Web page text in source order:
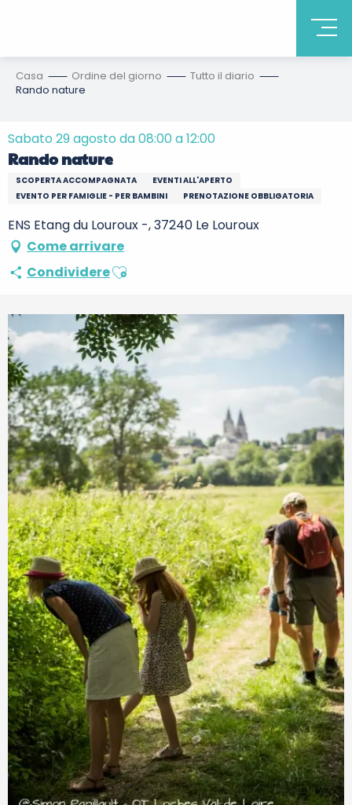
Casa Ordine del giorno
Tutto il diario
Rando nature
Sabato 29 agosto da 08:00 a 12:00
Rando nature
SCOPERTA ACCOMPAGNATA
EVENTI ALL'APERTO
EVENTO PER FAMIGLIE - PER BAMBINI
PRENOTAZIONE OBBLIGATORIA
ENS Etang du Louroux -, 37240 Le Louroux
Come arrivare
CondividereAjouter aux favoris